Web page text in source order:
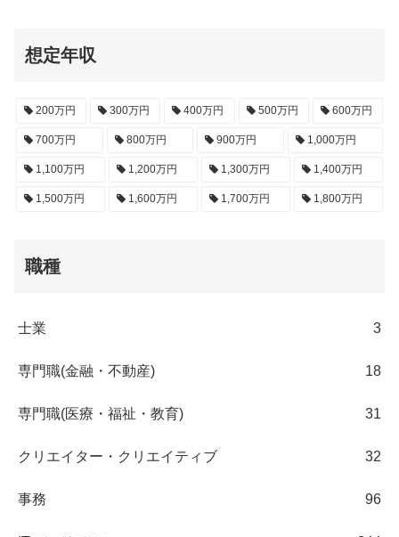
想定年収
200万円 300万円 400万円 500万円 600万円
700万円 800万円 900万円 1,000万円
1,100万円 1,200万円 1,300万円 1,400万円
1,500万円 1,600万円 1,700万円 1,800万円
職種
士業 3
専門職(金融・不動産) 18
専門職(医療・福祉・教育) 31
クリエイター・クリエイティブ 32
事務 96